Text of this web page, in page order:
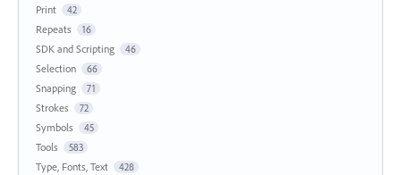
Print 42
Repeats 16
SDK and Scripting 46
Selection 66
Snapping 71
Strokes 72
Symbols 45
Tools 583
Type, Fonts, Text 428